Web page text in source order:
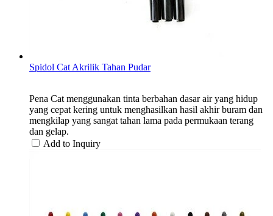
Spidol Cat Akrilik Tahan Pudar
Pena Cat menggunakan tinta berbahan dasar air yang hidup
yang cepat kering untuk menghasilkan hasil akhir buram dan
mengkilap yang sangat tahan lama pada permukaan terang
dan gelap.
Add to Inquiry